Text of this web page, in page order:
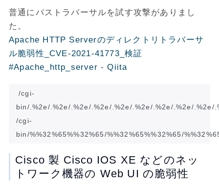
普通にパストラバーサルを試す攻撃がありまし
た。
Apache HTTP Serverのディレクトリトラバーサ
ル脆弱性_CVE-2021-41773_検証
#Apache_http_server - Qiita
/cgi-
bin/.%2e/.%2e/.%2e/.%2e/.%2e/.%2e/.%2e/.%2e/.%2e/
/cgi-
Cisco 製 Cisco IOS XE などのネッ
トワーク機器の Web UI の脆弱性